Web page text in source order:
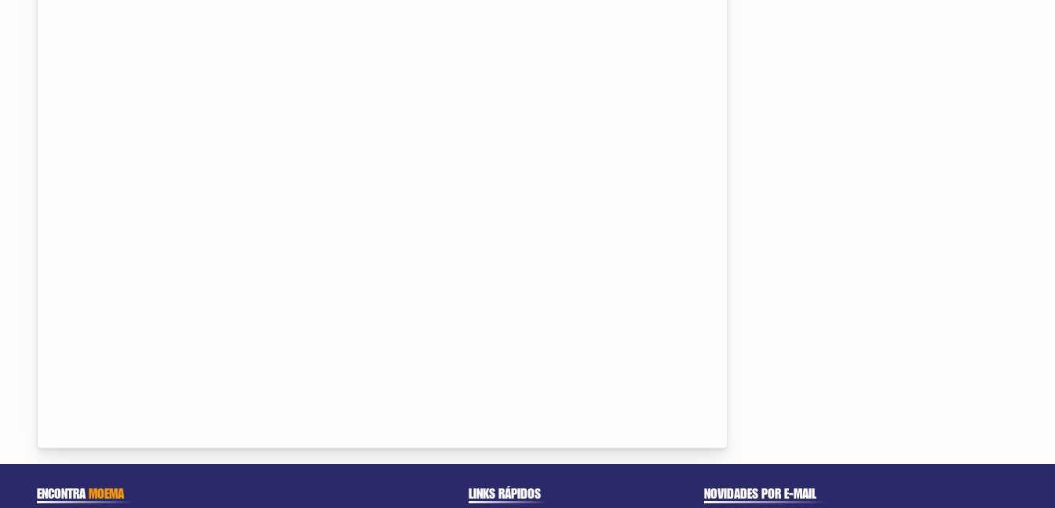
ENCONTRAMOEMA LINKS RÁPIDOS NOVIDADES POR E-MAIL